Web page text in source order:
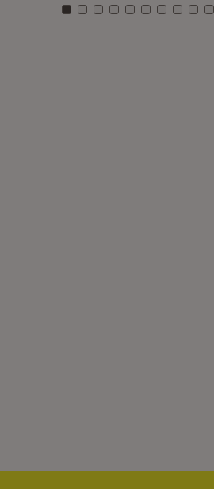
Zu Kachel: 0
Zu Kachel: 1
Zu Kachel: 2
Zu Kachel: 3
Zu Kachel: 4
ZuZuZuZu